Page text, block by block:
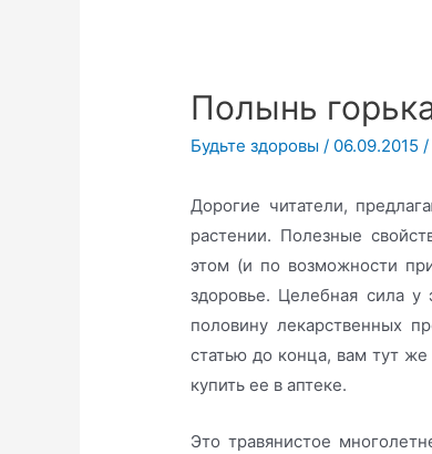
Полынь
Будьте здоровы / 06.09.2015 /
Дорогие читатели,
растении. Полезные
этом (и по возможности
здоровье. Целебная сила у
половину лекарственных
статью до конца, вам тут же
купить ее в аптеке.
Это травянистое